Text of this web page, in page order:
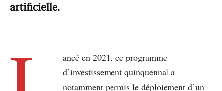
artificielle.
ancé en 2021, ce programme
d’investissement quinquennal a
notamment permis le déploiement d’un